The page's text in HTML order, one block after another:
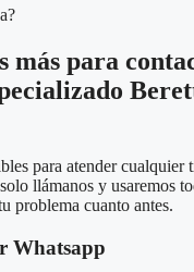
más para
para atender cualquier
llámanos y usaremos
problema cuanto antes.
Whatsapp